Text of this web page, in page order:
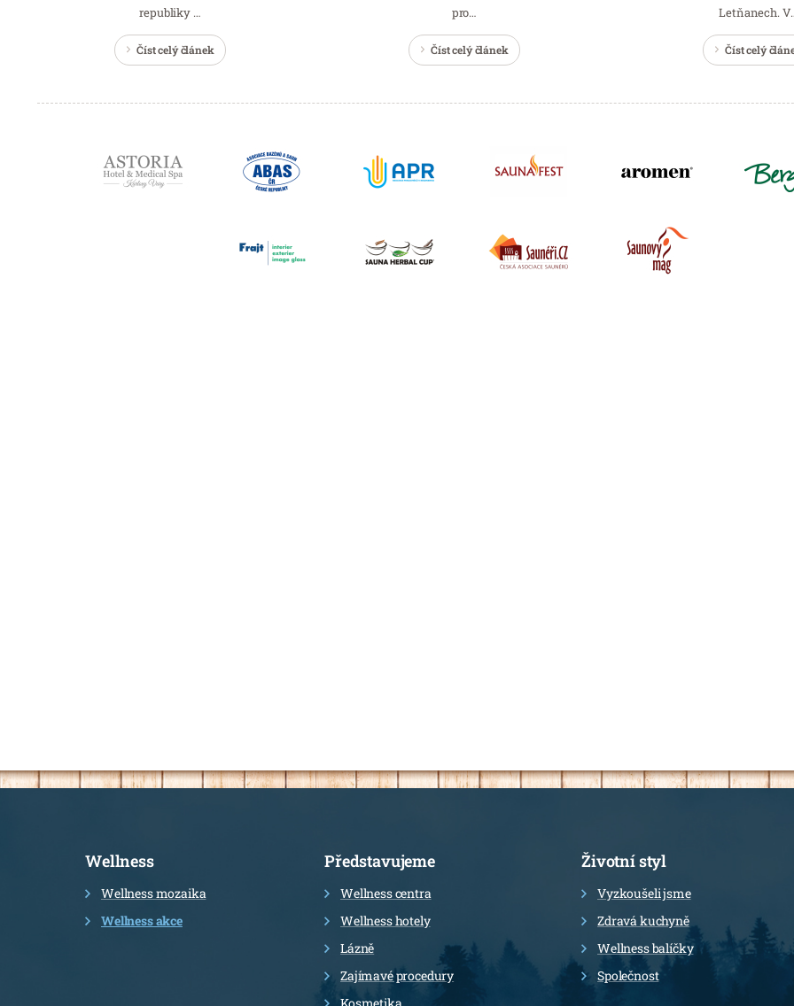
republiky …
Číst celý článek
pro…
Číst celý článek
Letňanech.
Číst celý
Informace
Wellness
Wellness mozaika
Wellness akce
Představujeme
Wellness centra
Wellness hotely
Lázně
Zajímavé procedury
Životní styl
Vyzkoušeli jsme
Zdravá kuchyně
Wellness balíčky
Společnost